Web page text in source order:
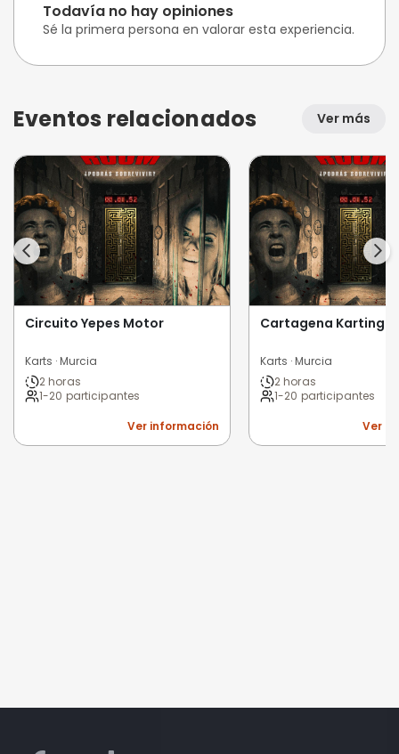
Todavía no hay opiniones
Sé la primera persona en valorar esta experiencia.
Eventos relacionados Ver más
Circuito Yepes Motor
Karts · Murcia
2 horas
1-20 participantes
Ver información
Cartagena Karting
Karts · Murcia
2 horas
1-20 participantes
Ver